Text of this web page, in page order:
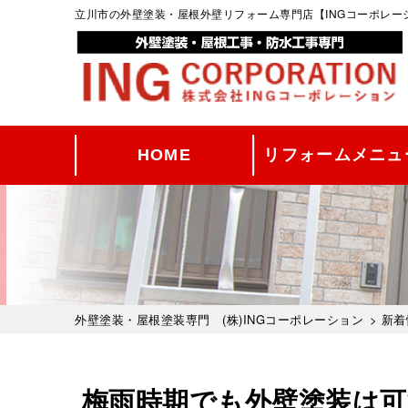
立川市の外壁塗装・屋根外壁リフォーム専門店【INGコーポレ
HOME リフォームメニュ
外壁塗装・屋根塗装専門 (株)INGコーポレーション > 新
梅雨時期でも外壁塗装は